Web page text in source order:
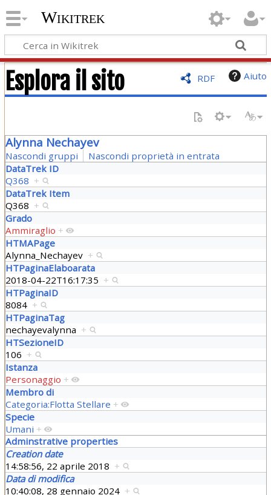
Wikitrek
RDF Aiuto
Esplora il sito
Alynna Nechayev
Nascondi gruppi
Nascondi proprietà in entrata
DataTrek ID
Q368 +
DataTrek Item
Q368 +
Grado
Ammiraglio +
HTMAPage
Alynna_Nechayev +
HTPaginaElaboarata
2018-04-22T16:17:35 +
HTPaginaID
8084 +
HTPaginaTag
nechayevalynna +
HTSezioneID
106 +
Istanza
Personaggio +
Membro di
Categoria:Flotta Stellare +
Specie
Umani +
Adminstrative properties
Creation date
14:58:56, 22 aprile 2018 +
Data di modifica
10:40:08, 28 gennaio 2024 +